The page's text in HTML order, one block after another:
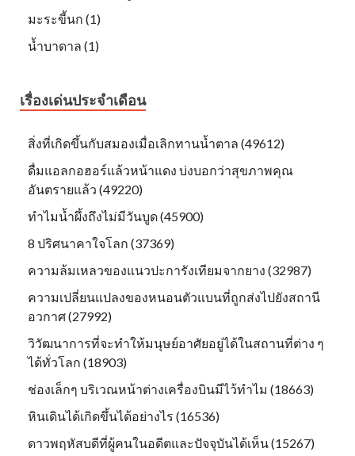
มะระขี้นก (1)
น้ำบาดาล (1)
เรื่องเด่นประจำเดือน
สิ่งที่เกิดขึ้นกับสมองเมื่อเลิกทานน้ำตาล (49612)
ดื่มแอลกอฮอร์แล้วหน้าแดง บ่งบอกว่าสุขภาพคุณ
อันตรายแล้ว (49220)
ทำไมน้ำผึ้งถึงไม่มีวันบูด (45900)
8 ปริศนาคาใจโลก (37369)
ความล้มเหลวของแนวปะการังเทียมจากยาง (32987)
ความเปลี่ยนแปลงของหนอนตัวแบนที่ถูกส่งไปยังสถานี
อวกาศ (27992)
วิวัฒนาการที่จะทำให้มนุษย์อาศัยอยู่ได้ในสถานที่ต่าง ๆ
ได้ทั่วโลก (18903)
ช่องเล็กๆ บริเวณหน้าต่างเครื่องบินมีไว้ทำไม (18663)
หินเดินได้เกิดขึ้นได้อย่างไร (16536)
ดาวพฤหัสบดีที่ผู้คนในอดีตและปัจจุบันได้เห็น (15267)